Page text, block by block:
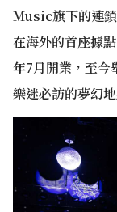
Music旗下的連
在海外的首座據
年7月開業，至今
樂迷必訪的夢幻地